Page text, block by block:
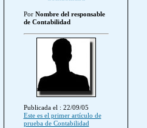
Por Nombre del responsable
de Contabilidad
Publicada el : 22/09/05
Este es el primer artículo de
prueba de Contabilidad